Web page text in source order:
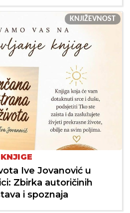
KNJIŽEVNOST
Ive Jovanović u
Zbirka autoričinih
i spoznaja